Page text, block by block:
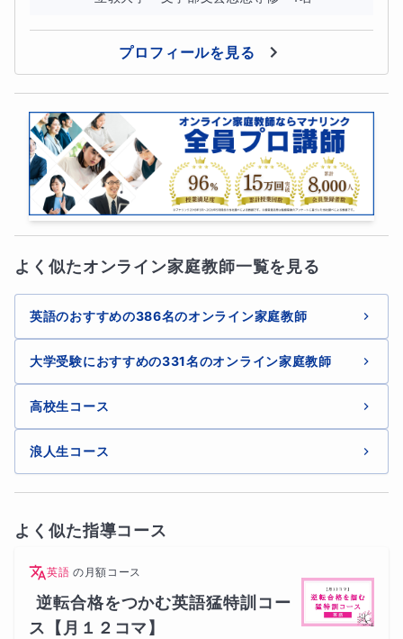
れば、近年の入試で重視されている長文学習に大きな支障
を来すからです。また、ゆっくりやると英文法のつながり
指導ではなく短期集中で講座を受講いただくことで、一気
に周りに追い付き、成果を出すことが出来ます。
夏休みから過去問を解かなければ受験は成功しません。そ
のために早めに文法の壁を乗り越えてしまいましょう！
プロフィールを見る
よく似たオンライン家庭教師一覧を見る
英語のおすすめの386名のオンライン家庭教師
大学受験におすすめの331名のオンライン家庭教師
高校生コース
浪人生コース
よく似た指導コース
英語 の 月額コース
逆転合格をつかむ英語猛特訓コー
ス【月１２コマ】